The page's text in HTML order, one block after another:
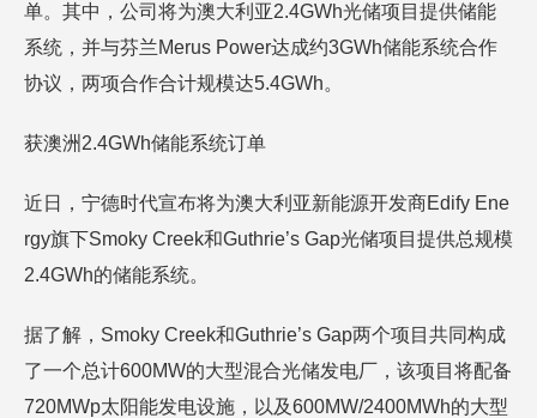
单。其中，公司将为澳大利亚2.4GWh光储项目提供储能
系统，并与芬兰Merus Power达成约3GWh储能系统合作
协议，两项合作合计规模达5.4GWh。
获澳洲2.4GWh储能系统订单
近日，宁德时代宣布将为澳大利亚新能源开发商Edify Ene
rgy旗下Smoky Creek和Guthrie’s Gap光储项目提供总规模
2.4GWh的储能系统。
据了解，Smoky Creek和Guthrie’s Gap两个项目共同构成
了一个总计600MW的大型混合光储发电厂，该项目将配备
720MWp太阳能发电设施，以及600MW/2400MWh的大型